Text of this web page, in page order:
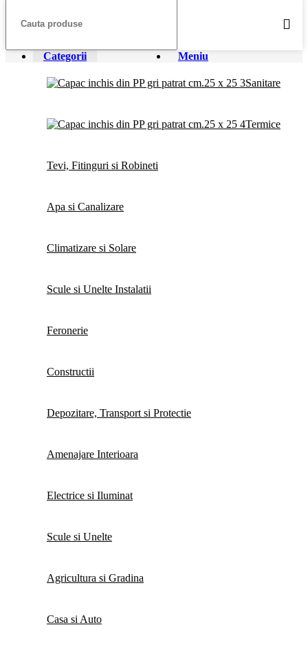
Meniu
Categorii
Sanitare
Termice
Tevi, Fitinguri si Robineti
Apa si Canalizare
Climatizare si Solare
Scule si Unelte Instalatii
Feronerie
Constructii
Depozitare, Transport si Protectie
Amenajare Interioara
Electrice si Iluminat
Scule si Unelte
Agricultura si Gradina
Casa si Auto